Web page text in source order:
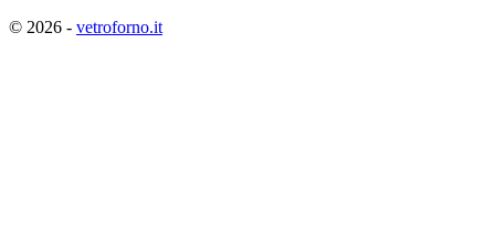
© 2026 - vetroforno.it